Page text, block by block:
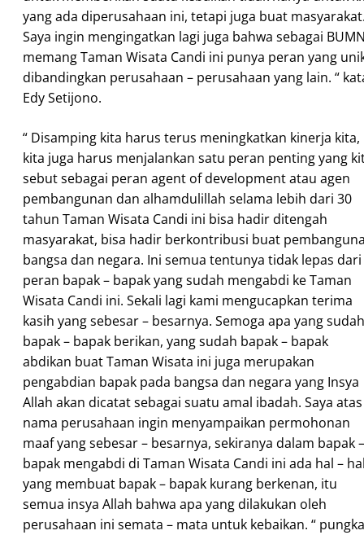
yang ada diperusahaan ini, tetapi juga buat
Saya ingin mengingatkan lagi juga bahwa sebagai
memang Taman Wisata Candi ini punya peran yang
dibandingkan perusahaan – perusahaan yang lain. “
Edy Setijono.
“ Disamping kita harus terus meningkatkan kinerja kita,
kita juga harus menjalankan satu peran penting yang
sebut sebagai peran agent of development atau agen
pembangunan dan alhamdulillah selama lebih dari 30
tahun Taman Wisata Candi ini bisa hadir ditengah
masyarakat, bisa hadir berkontribusi buat
bangsa dan negara. Ini semua tentunya tidak lepas dari
peran bapak – bapak yang sudah mengabdi ke Taman
Wisata Candi ini. Sekali lagi kami mengucapkan terima
kasih yang sebesar – besarnya. Semoga apa yang sudah
bapak – bapak berikan, yang sudah bapak – bapak
abdikan buat Taman Wisata ini juga merupakan
pengabdian bapak pada bangsa dan negara yang Insya
Allah akan dicatat sebagai suatu amal ibadah. Saya atas
nama perusahaan ingin menyampaikan permohonan
maaf yang sebesar – besarnya, sekiranya dalam bapak –
bapak mengabdi di Taman Wisata Candi ini ada hal –
yang membuat bapak – bapak kurang berkenan, itu
semua insya Allah bahwa apa yang dilakukan oleh
perusahaan ini semata – mata untuk kebaikan. “